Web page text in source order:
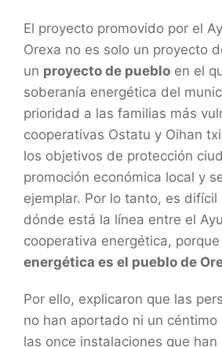
El proyecto promovido por el
Orexa no es solo un proyecto
un proyecto de pueblo en el
soberanía energética del
prioridad a las familias más
cooperativas Ostatu y Oihan
los objetivos de protección
promoción económica local y
ejemplar. Por lo tanto, es
dónde está la línea entre el
cooperativa energética, porque
energética es el pueblo de
Por ello, explicaron que las
no han aportado ni un céntimo
las once instalaciones que han